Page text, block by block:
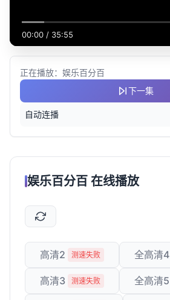
00:00 / 35:55
正在播放：娱乐百分百
下一集
自动连播
娱乐百分百 在线播放
高清2 测速失败 全高清4
高清3 测速失败 全高清5